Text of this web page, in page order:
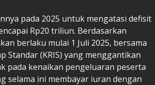
pada 2025 untuk mengatasi defisit
Rp20 triliun. Berdasarkan
berlaku mulai 1 Juli 2025, bersama
Standar (KRIS) yang menggantikan
pada kenaikan pengeluaran peserta
selama ini membayar iuran dengan